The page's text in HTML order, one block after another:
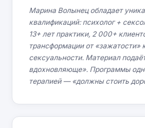
Марина Волынец обладает
квалификаций: психолог +
13+ лет практики, 2 000+
трансформации от «зажатости»
сексуальности. Материал
вдохновляюще». Программы
терапией — «должны стоить